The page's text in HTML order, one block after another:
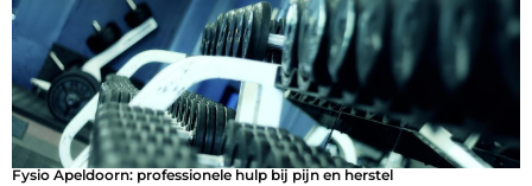
Fysio Apeldoorn: professionele hulp bij pijn en herstel